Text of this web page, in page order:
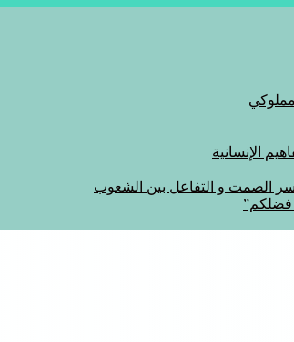
الإنسانية
الصمت و التفاعل بين الشعوب
فضلكم”